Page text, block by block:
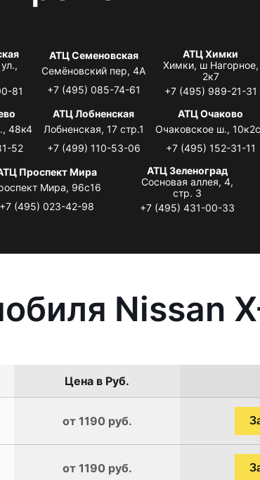
81
АТЦ Семеновская
Семёновский пер, 4А
+7 (495) 085-74-61
АТЦ Химки
Химки, ш Нагорное,
2к7
+7 (495) 989-21-31
48к4
52
АТЦ Лобненская
Лобненская, 17 стр.1
+7 (499) 110-53-06
АТЦ Очаково
Очаковское ш.,
+7 (495) 152-31-11
Проспект Мира
Мира, 96с16
+7 (495) 023-42-98
АТЦ Зеленоград
Сосновая аллея, 4,
стр. 3
+7 (495) 431-00-33
Nissan
Цена в Руб.
от 1190 руб.
от 1190 руб.